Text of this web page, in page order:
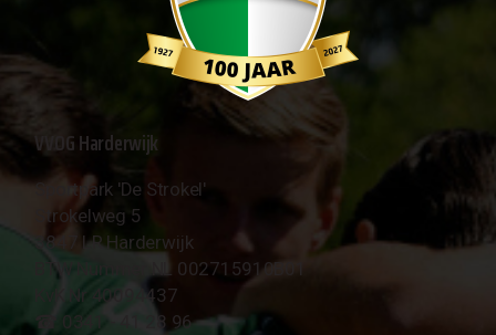
VVOG Harderwijk
Sportpark 'De Strokel'
Strokelweg 5
3847 LR Harderwijk
BTW Nummer NL 002715910B01
KvK Nr 40094437
☎︎ 0341 - 41 28 96